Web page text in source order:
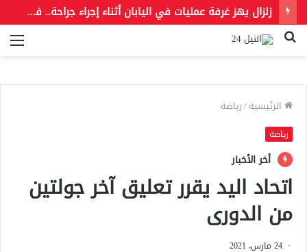
زلزال يهز غرفة عمليات في اليابان أثناء إجراء جراحة.. فيديو يوثق لحظات مرعبة
بحث
الرئيسية/رياضة
رياضة
أخر الأخبار
اتحاد اليد يقرر تعليق آخر جولتين
من الدورى
24 مارس، 2021